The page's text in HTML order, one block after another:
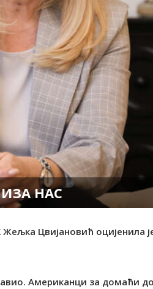
НАС
Цвијановић оцијенила
Американци за домаћи